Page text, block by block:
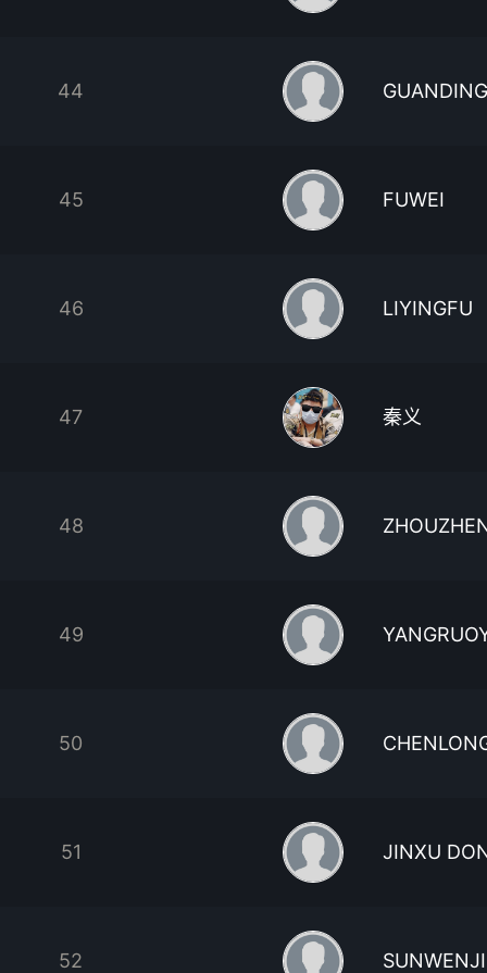
44
45 FUWEI
46 LIYINGFU
47 秦义
48
49
50
51 JINXU
52